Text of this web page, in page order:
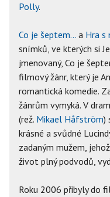
Polly.
Co je šeptem… a Hra s
snímků, ve kterých si
jmenovaný, Co je
filmový žánr, který je
romantická komedie.
žánrům vymyká. V
(rež. Mikael Håfström)
krásné a svůdné
zadaným mužem,
život plný podvodů,
Roku 2006 přibyly do